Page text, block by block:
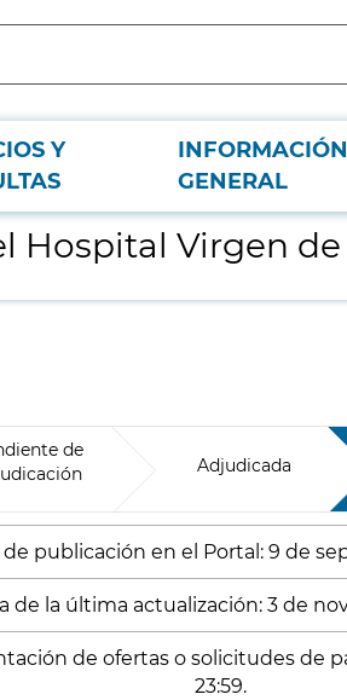
Y
INFORMACIÓN
GENERAL
Hospital Virgen de
de
Adjudicada
publicación en el Portal: 9 de
de la última actualización: 3 de
de ofertas o solicitudes de
23:59.